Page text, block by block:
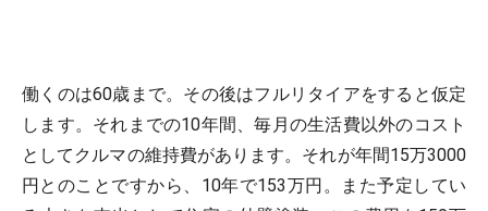
働くのは60歳まで。その後はフルリタイアをすると仮定
します。それまでの10年間、毎月の生活費以外のコスト
としてクルマの維持費があります。それが年間15万3000
円とのことですから、10年で153万円。また予定してい